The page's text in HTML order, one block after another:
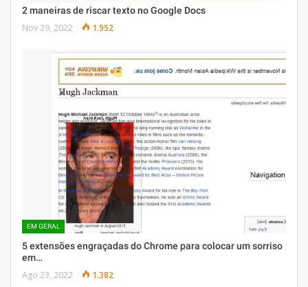
2 maneiras de riscar texto no Google Docs
Nov 29, 2022 1.952
EM GERAL
5 extensões engraçadas do Chrome para colocar um sorriso
em…
Ago 23, 2022 1.382